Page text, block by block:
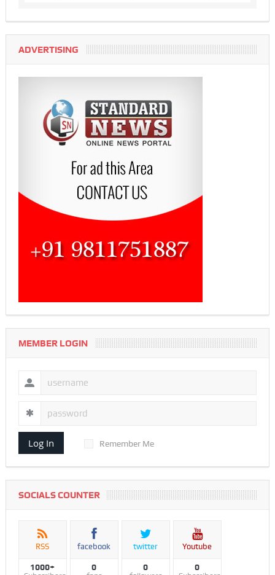
ADVERTISING
MEMBER LOGIN
Log In Remember Me
SOCIALS COUNTER
RSS
1000+
facebook
0
twitter
0
Youtube
0